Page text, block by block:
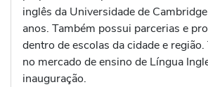
inglês da Universidade de
anos. Também possui parcerias e
dentro de escolas da cidade e
no mercado de ensino de Língua
inauguração.